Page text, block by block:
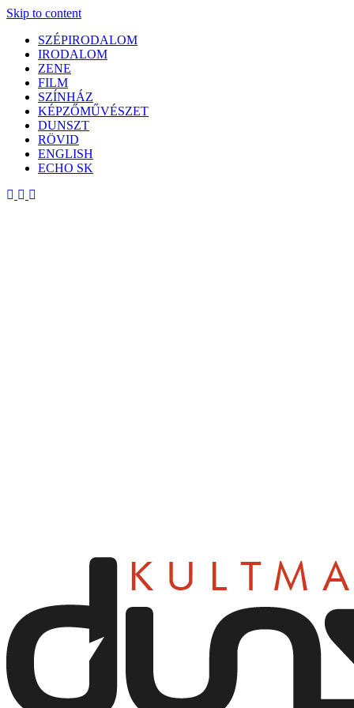
Skip to content
SZÉPIRODALOM
IRODALOM
ZENE
FILM
SZÍNHÁZ
KÉPZŐMŰVÉSZET
DUNSZT
RÖVID
ENGLISH
ECHO SK